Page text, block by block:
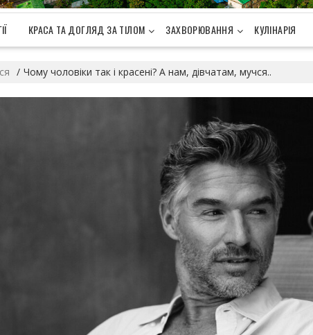
КРАСА ТА ДОГЛЯД ЗА ТІЛОМ ЗАХВОРЮВАННЯ КУЛІНАРІЯ
Чому чоловіки так і красені? А нам, дівчатам, мучся..